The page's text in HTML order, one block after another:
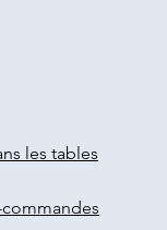
les tables